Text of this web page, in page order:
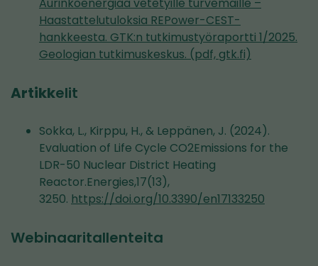
Haastattelutuloksia REPower-CEST-
hankkeesta. GTK:n tutkimustyöraportti 1/2025.
Geologian tutkimuskeskus. (pdf, gtk.fi)
Artikkelit
Sokka, L., Kirppu, H., & Leppänen, J. (2024).
Evaluation of Life Cycle CO2Emissions for the
LDR-50 Nuclear District Heating
Reactor.Energies,17(13),
3250. https://doi.org/10.3390/en17133250
Webinaaritallenteita